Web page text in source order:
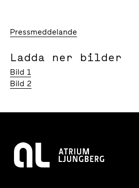
Pressmeddelande
Ladda ner bilder
Bild 1
Bild 2